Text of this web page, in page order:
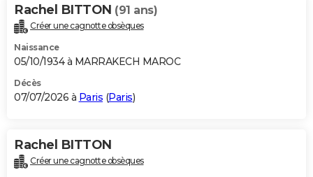
Carte de Noël
Carte Bonne année
Carte Saint-Valentin
Carte Pâques
Carte d'anniversaire
DICTIONNAIRE
Dictionnaire
Biographies
Citations
Expressions
Proverbes
PROGRAMME TV
S'inscrire
Se connecter
Lycées
Collèges
Primaires
Universités
Entreprises
Service militaire
Avis de recherche
AVIS DE DÉCÈS
Bricolage
Lifestyle
Culture
Sport
Auto
Television
Voyage
Cinema
Rachel BITTON (91 ans)
Créer une cagnotte obsèques
Naissance
05/10/1934 à MARRAKECH MAROC
Décès
07/07/2026 à Paris (Paris)
Rachel BITTON
Créer une cagnotte obsèques